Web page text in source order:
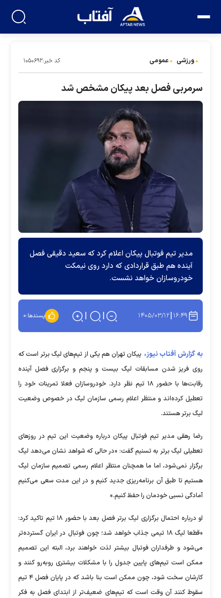
ورزشی عمومی کد خبر:۱۰۵۰۶۹۲
سرمربی فصل بعد پیکان مشخص شد
مدیر تیم فوتبال پیکان اعلام کرد که سعید دقیقی فصل
آینده هم طبق قراردادی که دارد روی نیمکت
خودروسازان خواهد نشست.
۱۶:۴۹ ۱۴۰۵/۰۳/۱۲ پسندها:۰
به گزارش آفتاب نیوز، پیکان تهران هم یکی از تیم‌های لیگ برتر است که
روی فریز شدن مسابقات لیگ بیست و پنجم و برگزاری فصل آینده
رقابت‌ها با حضور ۱۸ تیم نظر دارد. خودروسازان فعلا تمرینات خود را
تعطیل کرده‌اند و منتظر اعلام رسمی سازمان لیگ در خصوص وضعیت
لیگ برتر هستند.
رضا رهقی مدیر تیم فوتبال پیکان درباره وضعیت این تیم در روز‌های
تعطیلی لیگ برتر به تسنیم گفت: «در حالی که شواهد نشان می‌دهد لیگ
برگزار نمی‌شود، اما ما همچنان منتظر اعلام رسمی تصمیم سازمان لیگ
هستیم تا طبق آن برنامه‌ریزی جدید کنیم و در این مدت سعی می‌کنیم
آمادگی نسبی خودمان را حفظ کنیم.»
او درباره احتمال برگزاری لیگ برتر فصل بعد با حضور ۱۸ تیم تاکید کرد:
«قطعا لیگ ۱۸ تیمی جذاب خواهد شد؛ چون فوتبال در ایران گسترده‌تر
می‌شود و طرفداران فوتبال بیشتر لذت خواهند برد، البته این تصمیم
ممکن است تیم‌های پایین جدول را با مشکلات بیشتری روبه‌رو کنند و
کارشان سخت شود، چون ممکن است بنا باشد که در پایان فصل ۴ تیم
سقوط کنند آن وقت است که تیم‌های ضعیف‌تر از ابتدای فصل به فکر